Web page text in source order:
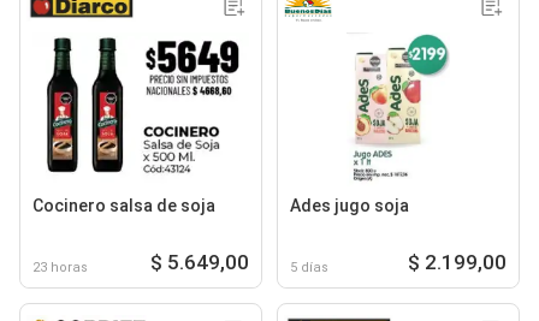
Cocinero salsa de soja
23 horas $ 5.649,00
Ades jugo soja
5 días $ 2.199,00